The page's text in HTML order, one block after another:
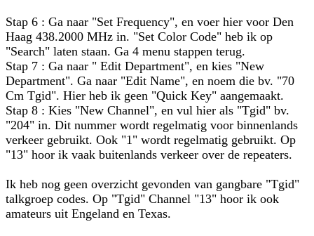
Stap 6 : Ga naar "Set Frequency", en voer hier voor Den
Haag 438.2000 MHz in. "Set Color Code" heb ik op
"Search" laten staan. Ga 4 menu stappen terug.
Stap 7 : Ga naar " Edit Department", en kies "New
Department". Ga naar "Edit Name", en noem die bv. "70
Cm Tgid". Hier heb ik geen "Quick Key" aangemaakt.
Stap 8 : Kies "New Channel", en vul hier als "Tgid" bv.
"204" in. Dit nummer wordt regelmatig voor binnenlands
verkeer gebruikt. Ook "1" wordt regelmatig gebruikt. Op
"13" hoor ik vaak buitenlands verkeer over de repeaters.
Ik heb nog geen overzicht gevonden van gangbare "Tgid"
talkgroep codes. Op "Tgid" Channel "13" hoor ik ook
amateurs uit Engeland en Texas.